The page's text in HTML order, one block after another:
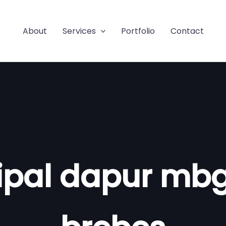
About Services Portfolio Contact
dapur